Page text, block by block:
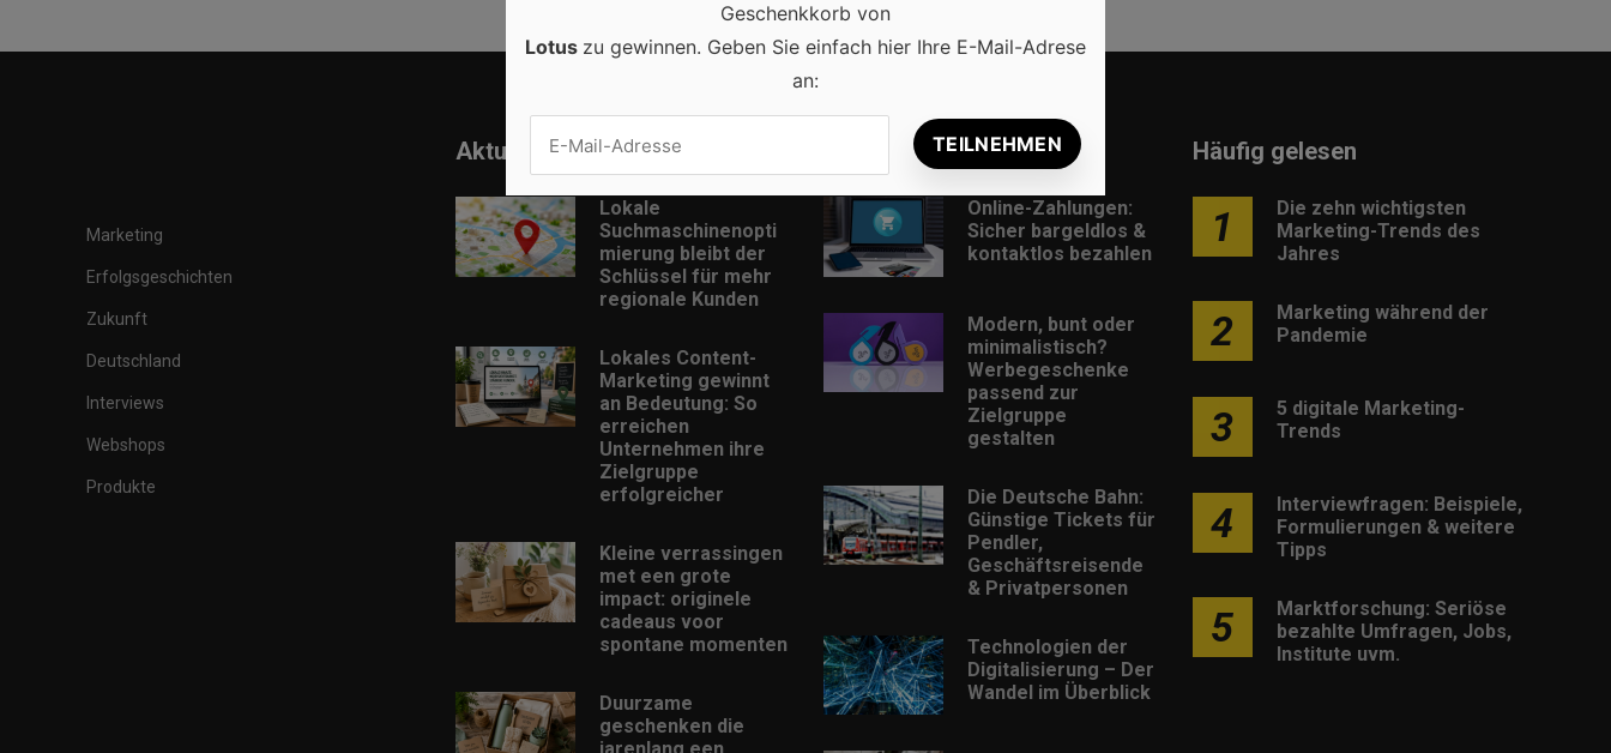
Marketing
Erfolgsgeschichten
Zukunft
Deutschland
Interviews
Webshops
Produkte
Aktuell
Lokale
Suchmaschinenopti
mierung bleibt der
Schlüssel für mehr
regionale Kunden
Lokales Content-
Marketing gewinnt
an Bedeutung: So
erreichen
Unternehmen ihre
Zielgruppe
erfolgreicher
Kleine verrassingen
met een grote
impact: originele
cadeaus voor
spontane momenten
Duurzame
geschenken die
Online-Zahlungen:
Sicher bargeldlos &
kontaktlos bezahlen
Modern, bunt oder
minimalistisch?
Werbegeschenke
passend zur
Zielgruppe
gestalten
Die Deutsche Bahn:
Günstige Tickets für
Pendler,
Geschäftsreisende
& Privatpersonen
Technologien der
Digitalisierung – Der
Wandel im Überblick
Häufig gelesen
1
Die zehn wichtigsten
Marketing-Trends des
Jahres
2
Marketing während der
Pandemie
3
5 digitale Marketing-
Trends
4
Interviewfragen: Beispiele,
Formulierungen & weitere
Tipps
5
Marktforschung: Seriöse
bezahlte Umfragen, Jobs,
Institute uvm.
Geschenkkorb von
Lotus zu gewinnen. Geben Sie einfach hier Ihre E-Mail-Adrese
an: